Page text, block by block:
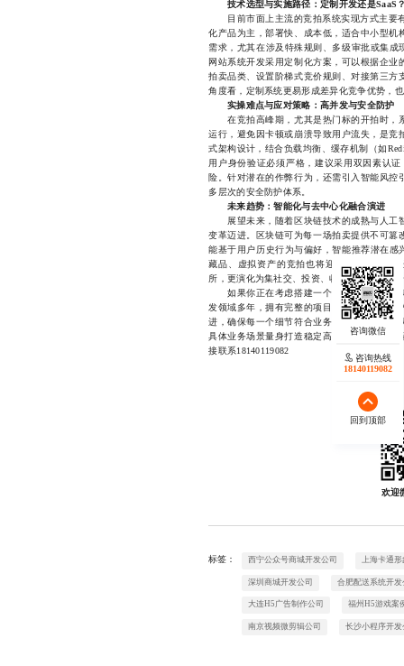
技术选型与实施路径：定制开发还是SaaS
目前市面上主流的竞拍系统实现方式主要有
化产品为主，部署快、成本低，适合中小型
需求，尤其在涉及特殊规则、多级审批或集
网站系统开发采用定制化方案，可以根据企
拍卖品类、设置阶梯式竞价规则、对接第三
角度看，定制系统更易形成差异化竞争优势，
实操难点与应对策略：高并发与安全防护
在竞拍高峰期，尤其是热门标的开拍时，
运行，避免因卡顿或崩溃导致用户流失，是
式架构设计，结合负载均衡、缓存机制（如
用户身份验证必须严格，建议采用双因素认
险。针对潜在的作弊行为，还需引入智能风
多层次的安全防护体系。
未来趋势：智能化与去中心化融合演进
展望未来，随着区块链技术的成熟与人工
变革迈进。区块链可为每一场拍卖提供不可
能基于用户历史行为与偏好，智能推荐潜在
藏品、虚拟资产的竞拍也将迎来新的增长点
所，更演化为集社交、投资、收藏于一体的综
如果你正在考虑搭建一个专业、安全、可
发领域多年，拥有完整的项目交付能力与丰
进，确保每一个细节符合业务实际。我们的团
具体业务场景量身打造稳定高效的解决方案
接联系18140119082
欢迎
标签： 西宁公众号商城开发公司 上海卡通
深圳商城开发公司 合肥配送系统开发
大连H5广告制作公司 福州H5游戏案
南京视频微剪辑公司 长沙小程序开发
咨询热线
18140119082
回到顶部